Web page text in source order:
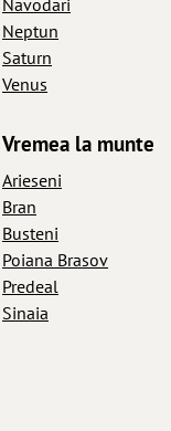
Neptun
Saturn
Venus
Vremea la munte
Arieseni
Bran
Busteni
Poiana Brasov
Predeal
Sinaia